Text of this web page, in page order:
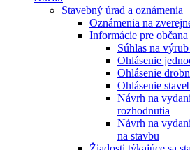
Stavebný úrad a oznámenia
Oznámenia na
Informácie pre občana
Súhlas na
Ohlásenie
Ohlásenie
Ohlásenie
Návrh na
rozhodnutia
Návrh na
na stavbu